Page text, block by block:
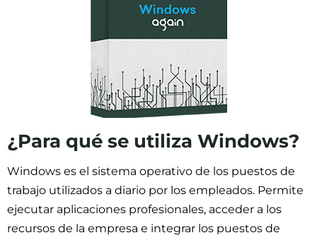
¿Para qué se utiliza Windows?
Windows es el sistema operativo de los puestos de
trabajo utilizados a diario por los empleados. Permite
ejecutar aplicaciones profesionales, acceder a los
recursos de la empresa e integrar los puestos de